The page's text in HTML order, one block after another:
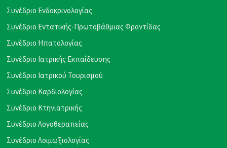
Συνέδριο Ενδοκρινολογίας
Συνέδριο Εντατικής-Πρωτοβάθμιας Φροντίδας
Συνέδριο Ηπατολογίας
Συνέδριο Ιατρικής Εκπαίδευσης
Συνέδριο Ιατρικού Τουρισμού
Συνέδριο Καρδιολογίας
Συνέδριο Κτηνιατρικής
Συνέδριο Λογοθεραπείας
Συνέδριο Λοιμωξιολογίας